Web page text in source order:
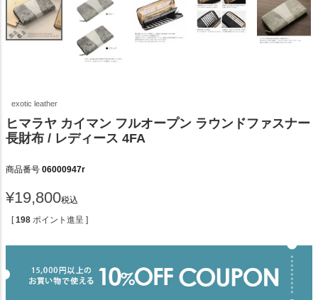
exotic leather
ヒマラヤ カイマン フルオープン ラウンドファスナー
長財布 / レディース 4FA
商品番号 06000947r
¥19,800税込
[ 198 ポイント進呈 ]